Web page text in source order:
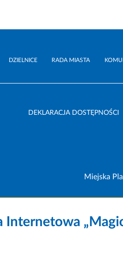
DZIELNICE RADA MIASTA
DEKLARACJA DOSTĘPNOŚCI
Miejska
Internetowa